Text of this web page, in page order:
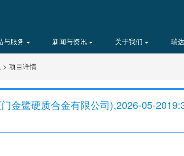
与服务 新闻与资讯 关于我们 瑞
> 项目详情
金鹭硬质合金有限公司),2026-05-